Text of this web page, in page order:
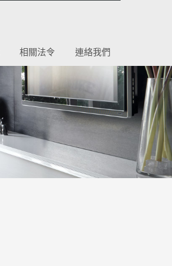
相關法令 連絡我們